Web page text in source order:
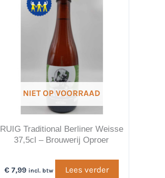
NIET OP VOORRAAD
RUIG Traditional Berliner Weisse
37,5cl – Brouwerij Oproer
€7,99 incl. btw Lees verder